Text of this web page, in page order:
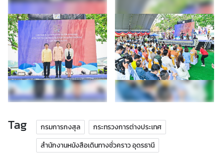
ส
อ
ท
.
|
ส
ก
ญ
.
ถ
า
Tag กรมการกงสุล
กระทรวงการต่างประเทศ
สำนักงานหนังสือเดินทางชั่วคราว อุดรธานี